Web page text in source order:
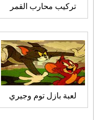
تركيب محارب القمر
لعبة بازل توم وجيري